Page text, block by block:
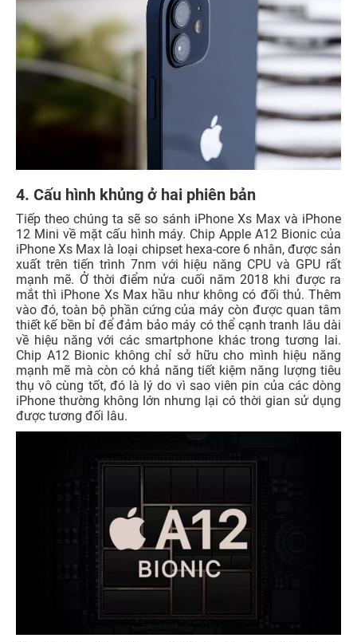
4. Cấu hình khủng ở hai phiên bản
Tiếp theo chúng ta sẽ so sánh iPhone Xs Max và iPhone
12 Mini về mặt cấu hình máy. Chip Apple A12 Bionic của
iPhone Xs Max là loại chipset hexa-core 6 nhân, được sản
xuất trên tiến trình 7nm với hiệu năng CPU và GPU rất
mạnh mẽ. Ở thời điểm nửa cuối năm 2018 khi được ra
mắt thì iPhone Xs Max hầu như không có đối thủ. Thêm
vào đó, toàn bộ phần cứng của máy còn được quan tâm
thiết kế bền bỉ để đảm bảo máy có thể cạnh tranh lâu dài
về hiệu năng với các smartphone khác trong tương lai.
Chip A12 Bionic không chỉ sở hữu cho mình hiệu năng
mạnh mẽ mà còn có khả năng tiết kiệm năng lượng tiêu
thụ vô cùng tốt, đó là lý do vì sao viên pin của các dòng
iPhone thường không lớn nhưng lại có thời gian sử dụng
được tương đối lâu.